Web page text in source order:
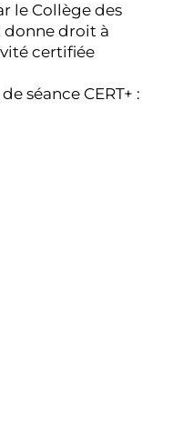
le Collège des
donne droit à
certifiée
séance CERT+ :